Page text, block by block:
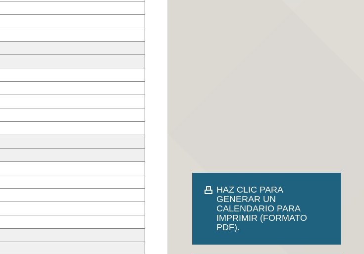
HAZ CLIC PARA
GENERAR UN
CALENDARIO PARA
IMPRIMIR (FORMATO
PDF).